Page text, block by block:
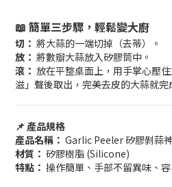
📖 簡單三步驟，輕鬆變大廚
切： 將大蒜的一端切掉（去蒂）。
放： 將數瓣大蒜放入矽膠筒中。
滾： 放在平整桌面上，用手掌心壓
滋」聲後取出，完美去皮的大蒜就完
📌 產品規格
產品名稱： Garlic Peeler 矽膠剝蒜
材質： 矽膠樹脂 (Silicone)
特點： 操作簡單、手部不留異味、容